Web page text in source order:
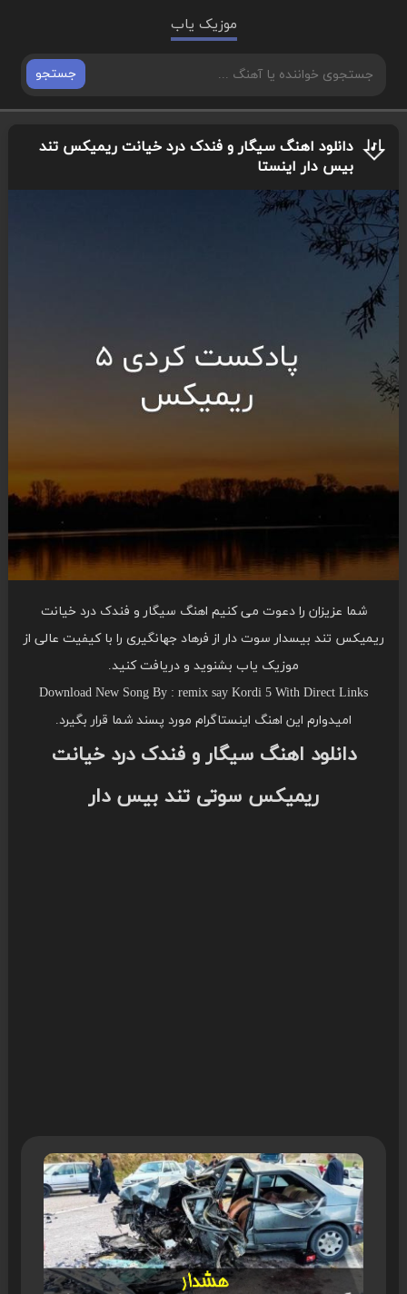
موزیک یاب
جستجو
دانلود اهنگ سیگار و فندک درد خیانت ریمیکس تند
بیس دار اینستا
شما عزیزان را دعوت می کنیم اهنگ سیگار و فندک درد خیانت
ریمیکس تند بیسدار سوت دار از فرهاد جهانگیری را با کیفیت عالی از
موزیک یاب بشنوید و دریافت کنید.
Download New Song By : remix say Kordi 5 With Direct Links
امیدوارم این اهنگ اینستاگرام مورد پسند شما قرار بگیرد.
دانلود اهنگ سیگار و فندک درد خیانت
ریمیکس سوتی تند بیس دار